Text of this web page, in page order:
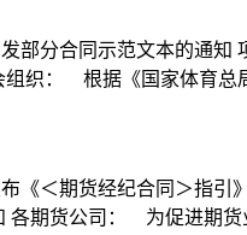
部分合同示范文本的通
组织： 根据《国家体育总
《＜期货经纪合同＞指
各期货公司： 为促进期